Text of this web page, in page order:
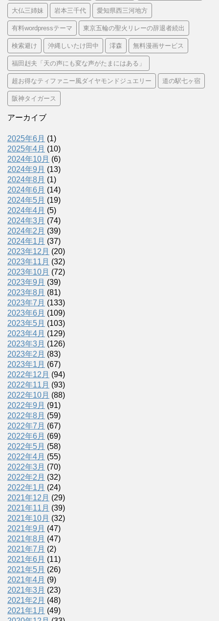
大仏三姉妹 岩本三千代 愛知県西三河地方
有料wordpressテーマ 東京五輪の聖火リレーの辞退者続出
検索避け 沖縄しいたけ田中 澪森 無料漫画サービス
福田赳夫「天の声にも変な声がたまにはある」
超お得なティファニー風ダイヤモンドジュエリー 道の駅七ヶ宿
阪神タイガース
アーカイブ
2025年6月 (1)
2025年4月 (10)
2024年10月 (6)
2024年9月 (13)
2024年8月 (1)
2024年6月 (14)
2024年5月 (19)
2024年4月 (5)
2024年3月 (74)
2024年2月 (39)
2024年1月 (37)
2023年12月 (20)
2023年11月 (32)
2023年10月 (72)
2023年9月 (39)
2023年8月 (81)
2023年7月 (133)
2023年6月 (109)
2023年5月 (103)
2023年4月 (129)
2023年3月 (126)
2023年2月 (83)
2023年1月 (67)
2022年12月 (94)
2022年11月 (93)
2022年10月 (88)
2022年9月 (91)
2022年8月 (59)
2022年7月 (67)
2022年6月 (69)
2022年5月 (58)
2022年4月 (55)
2022年3月 (70)
2022年2月 (32)
2022年1月 (24)
2021年12月 (29)
2021年11月 (39)
2021年10月 (32)
2021年9月 (47)
2021年8月 (47)
2021年7月 (2)
2021年6月 (11)
2021年5月 (26)
2021年4月 (9)
2021年3月 (23)
2021年2月 (48)
2021年1月 (49)